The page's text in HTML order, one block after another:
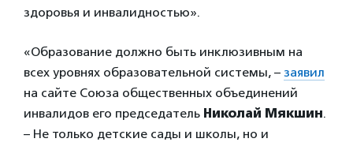
здоровья и инвалидностью».
«Образование должно быть инклюзивным на
всех уровнях образовательной системы, – заявил
на сайте Союза общественных объединений
инвалидов его председатель Николай Мякшин.
– Не только детские сады и школы, но и